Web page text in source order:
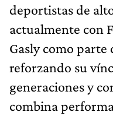
deportistas de
actualmente con
Gasly como
reforzando su
generaciones y
combina